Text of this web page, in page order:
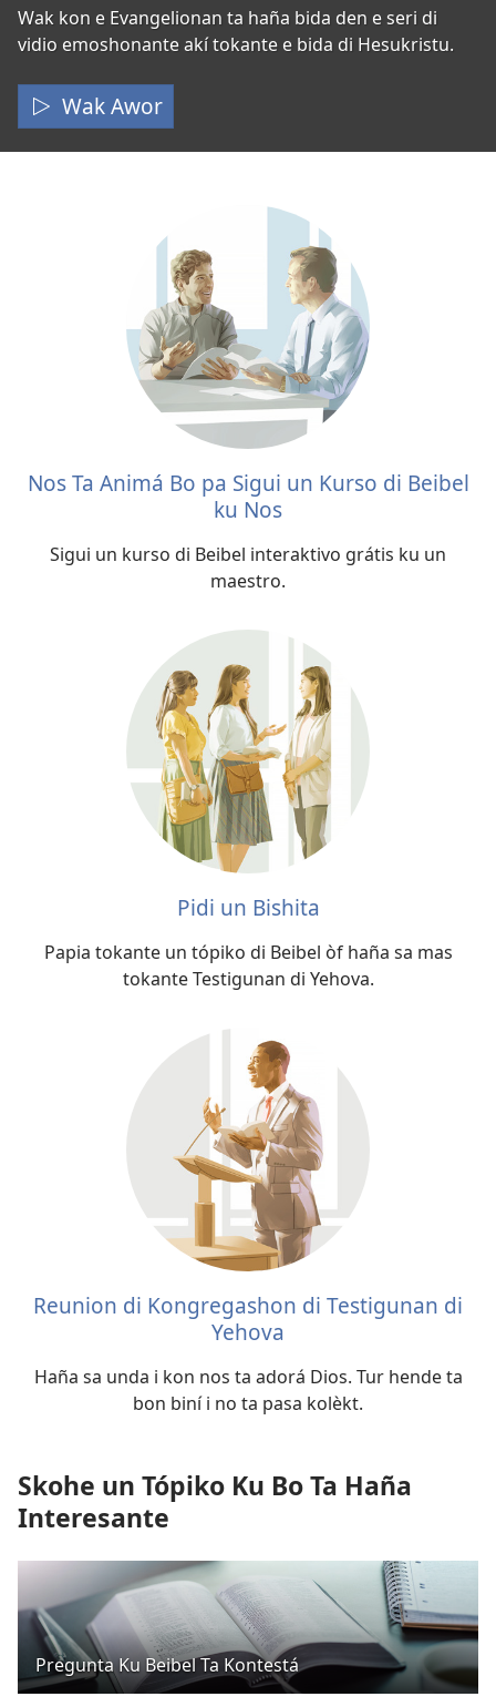
Hesus
Su
Sirbishi
Riba
Wak kon e Evangelionan ta haña bida den e seri di
vidio emoshonante akí tokante e bida di Hesukristu.
Wak Awor
Nos Ta Animá Bo pa Sigui un Kurso di Beibel
ku Nos
Sigui un kurso di Beibel interaktivo grátis ku un
maestro.
Pidi un Bishita
Papia tokante un tópiko di Beibel òf haña sa mas
tokante Testigunan di Yehova.
Reunion di Kongregashon di Testigunan di
Yehova
Haña sa unda i kon nos ta adorá Dios. Tur hende ta
bon biní i no ta pasa kolèkt.
Skohe un Tópiko Ku Bo Ta Haña
Interesante
Pregunta Ku Beibel Ta Kontestá